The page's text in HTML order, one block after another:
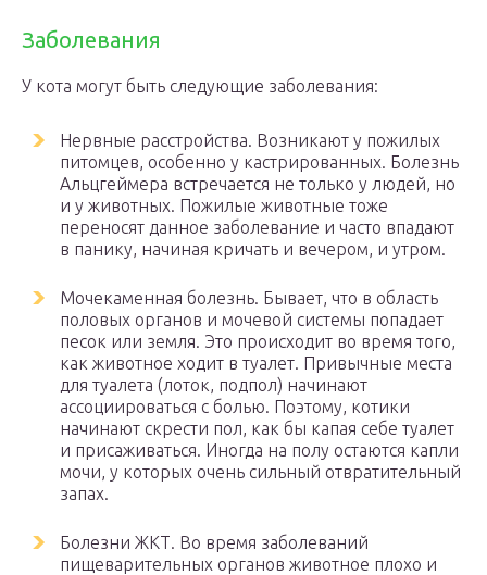
Заболевания
У кота могут быть следующие заболевания:
Нервные расстройства. Возникают у пожилых
питомцев, особенно у кастрированных. Болезнь
Альцгеймера встречается не только у людей, но
и у животных. Пожилые животные тоже
переносят данное заболевание и часто впадают
в панику, начиная кричать и вечером, и утром.
Мочекаменная болезнь. Бывает, что в область
половых органов и мочевой системы попадает
песок или земля. Это происходит во время того,
как животное ходит в туалет. Привычные места
для туалета (лоток, подпол) начинают
ассоциироваться с болью. Поэтому, котики
начинают скрести пол, как бы капая себе туалет
и присаживаться. Иногда на полу остаются капли
мочи, у которых очень сильный отвратительный
запах.
Болезни ЖКТ. Во время заболеваний
пищеварительных органов животное плохо и